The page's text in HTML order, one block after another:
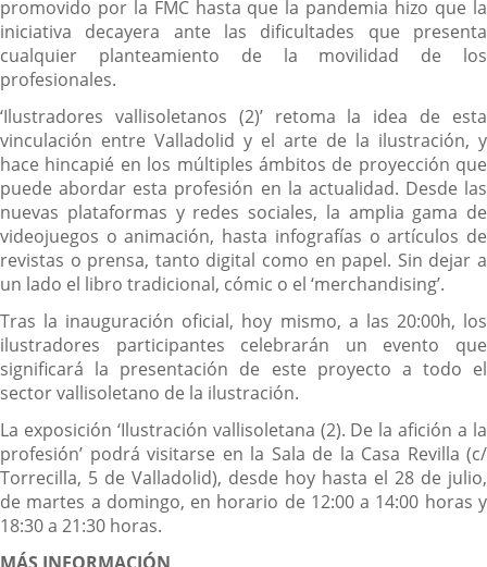
promovido por la FMC hasta que la pandemia hizo que la
iniciativa decayera ante las dificultades que presenta
cualquier planteamiento de la movilidad de los
profesionales.
‘Ilustradores vallisoletanos (2)’ retoma la idea de esta
vinculación entre Valladolid y el arte de la ilustración, y
hace hincapié en los múltiples ámbitos de proyección que
puede abordar esta profesión en la actualidad. Desde las
nuevas plataformas y redes sociales, la amplia gama de
videojuegos o animación, hasta infografías o artículos de
revistas o prensa, tanto digital como en papel. Sin dejar a
un lado el libro tradicional, cómic o el ‘merchandising’.
Tras la inauguración oficial, hoy mismo, a las 20:00h, los
ilustradores participantes celebrarán un evento que
significará la presentación de este proyecto a todo el
sector vallisoletano de la ilustración.
La exposición ‘Ilustración vallisoletana (2). De la afición a la
profesión’ podrá visitarse en la Sala de la Casa Revilla (c/
Torrecilla, 5 de Valladolid), desde hoy hasta el 28 de julio,
de martes a domingo, en horario de 12:00 a 14:00 horas y
18:30 a 21:30 horas.
MÁS INFORMACIÓN